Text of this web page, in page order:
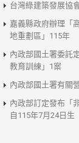
台灣綠建築發展協
嘉義縣政府辦理「
地重劃區」115年
內政部國土署委託
教育訓練」1案
內政部國土署有關
內政部訂定發布「
自115年7月24日生